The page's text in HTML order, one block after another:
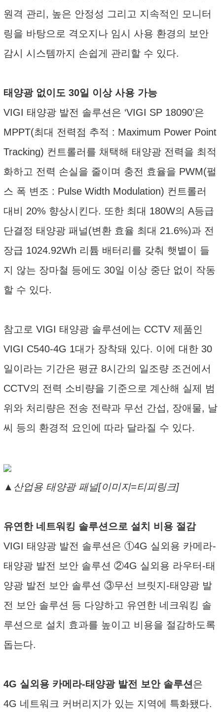
원격 관리, 높은 안정성 그리고 지속적인 모니터
링을 바탕으로 격오지나 임시 사용 환경의 보안
감시 시스템까지 손쉽게 관리할 수 있다.
태양광 없이도 30일 이상 사용 가능
VIGI 태양광 발전 솔루션은 ‘VIGI SP 18090’은
MPPT(최대 전력점 추적 : Maximum Power Point
Tracking) 컨트롤러를 채택해 태양광 전력을 최적
화하고 전력 손실을 줄이며 충전 효율을 PWM(펄
스 폭 변조 : Pulse Width Modulation) 컨트롤러
대비 20% 향상시킨다. 또한 최대 180W의 A등급
단결정 태양광 패널(변환 효율 최대 21.6%)과 전
장급 1024.92Wh 리튬 배터리를 갖춰 햇볕이 들
지 않는 장마철 등에도 30일 이상 중단 없이 작동
할 수 있다.
참고로 VIGI 태양광 솔루션에는 CCTV 제품인
VIGI C540-4G 1대가 장착돼 있다. 이에 대한 30
일이라는 기간은 평균 8시간의 일조량 조건에서
CCTV의 전력 소비량을 기준으로 계산해 실제 범
위와 처리량은 전송 전략과 무선 간섭, 장애물, 날
씨 등의 환경적 요인에 따라 달라질 수 있다.
▲산업용 태양광 패널[이미지=티피링크]
유연한 네트워킹 솔루션으로 설치 비용 절감
VIGI 태양광 발전 솔루션은 ①4G 실외용 카메라-
태양광 발전 보안 솔루션 ②4G 실외용 라우터-태
양광 발전 보안 솔루션 ③무선 브릿지-태양광 발
전 보안 솔루션 등 다양하고 유연한 네크워킹 솔
루션으로 설치 효과를 높이고 비용을 절감하도록
돕는다.
4G 실외용 카메라-태양광 발전 보안 솔루션 은
4G 네트워크 커버리지가 있는 지역에 특화됐다.